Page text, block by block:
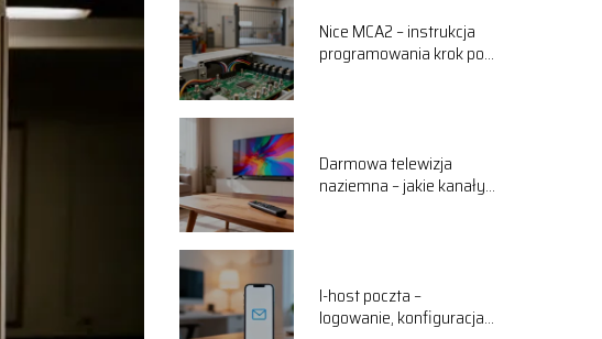
Nice MCA2 – instrukcja
programowania krok po
Darmowa telewizja
naziemna – jakie kanały
I-host poczta –
logowanie, konfiguracja,